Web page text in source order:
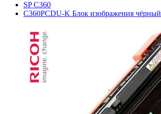
SP C360
C360PCDU-K Блок изображения чёрный